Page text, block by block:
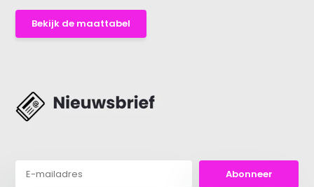
Bekijk de maattabel
Abonneer